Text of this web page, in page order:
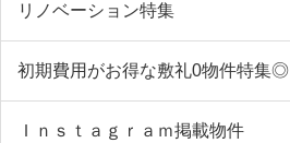
リノベーション特集
初期費用がお得な敷礼0物件特集◎
Ｉｎｓｔａｇｒａｍ掲載物件